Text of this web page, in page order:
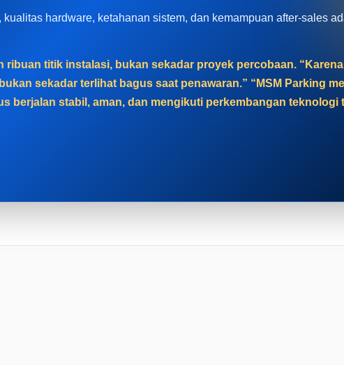
hardware, ketahanan sistem, dan kemampuan after-sales
ribuan titik instalasi, bukan sekadar proyek percobaan.
sekadar terlihat bagus saat penawaran.” “MSM Parking
berjalan stabil, aman, dan mengikuti perkembangan teknologi